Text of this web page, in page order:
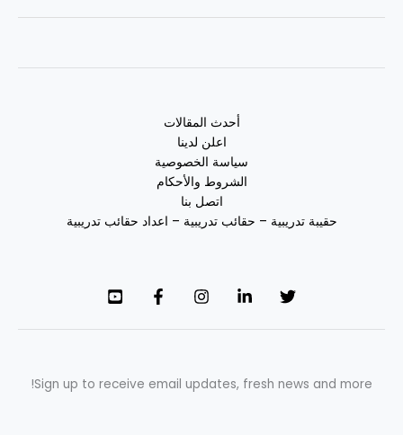
أحدث المقالات
اعلن لدينا
سياسة الخصوصية
الشروط والأحكام
اتصل بنا
حقيبة تدريبية – حقائب تدريبية – اعداد حقائب تدريبية
Sign up to receive email updates, fresh news and more!